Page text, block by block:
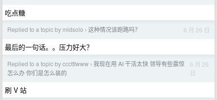
吃点糖
Replied to a topic by midsolo › 这种情况该跑路吗？ 6 月 26 日
最后的一句话。。压力好大？
Replied to a topic by ccctttwww › 我现在用 AI 干活太快 领导有些震惊
怎么办 你们是怎么装的
6 月 26
日
刷 V 站